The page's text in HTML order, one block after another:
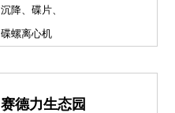
沉降、碟片、
碟螺离心机
赛德力生态园